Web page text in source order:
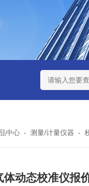
型号:ZXEFQ/
中心 - 测量/计量仪器 -
体动态校准仪报